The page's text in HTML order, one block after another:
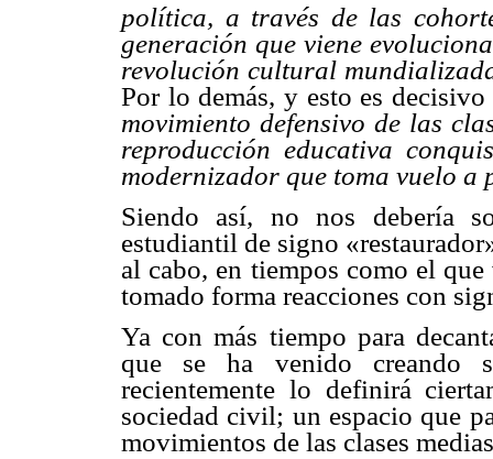
política, a través de las
generación que viene
revolución cultural
Por lo demás, y esto es
movimiento defensivo de las
reproducción educativa
modernizador que toma vuelo a
Siendo así, no nos debería
estudiantil de signo
al cabo, en tiempos como el
tomado forma reacciones con
Ya con más tiempo para
que se ha venido creando
recientemente lo definirá
sociedad civil; un espacio que
movimientos de las clases